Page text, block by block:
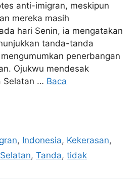
anti-imigran, meskipun
mereka masih
hari Senin, ia mengatakan
tanda-tanda
penerbangan
Ojukwu mendesak
Selatan … Baca
, Indonesia, Kekerasan,
Selatan, Tanda, tidak